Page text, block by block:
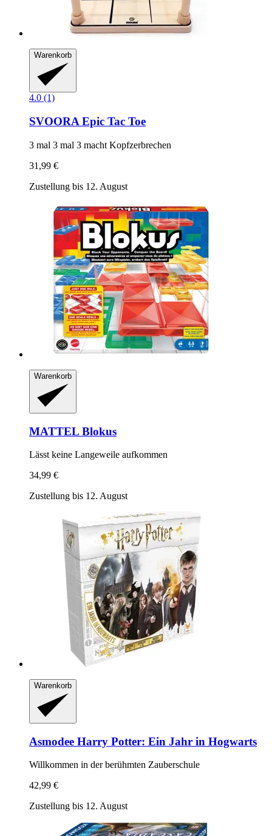
Warenkorb
4.0 (1)
SVOORA Epic Tac Toe
3 mal 3 mal 3 macht Kopfzerbrechen
31,99 €
Zustellung bis 12. August
Warenkorb
MATTEL Blokus
Lässt keine Langeweile aufkommen
34,99 €
Zustellung bis 12. August
Warenkorb
Asmodee Harry Potter: Ein Jahr in Hogwarts
Willkommen in der berühmten Zauberschule
42,99 €
Zustellung bis 12. August